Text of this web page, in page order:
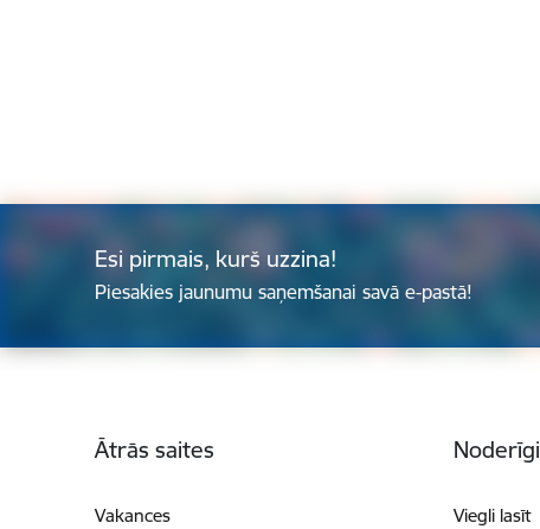
Esi pirmais, kurš uzzina!
Piesakies jaunumu saņemšanai savā e-pastā!
Ātrās saites
Vakances
Noderīgi
Viegli lasīt